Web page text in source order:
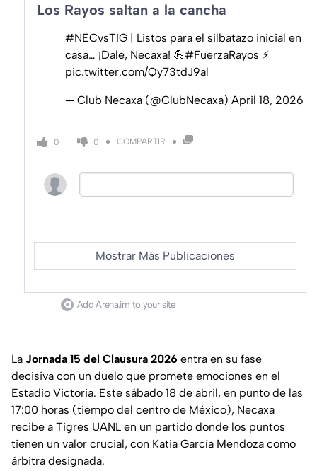
Los Rayos saltan a la cancha
#NECvsTIG | Listos para el silbatazo inicial en
casa… ¡Dale, Necaxa! 💪#FuerzaRayos ⚡️
pic.twitter.com/Qy73tdJ9al
— Club Necaxa (@ClubNecaxa) April 18, 2026
0 0 COMPARTIR
Mostrar Más Publicaciones
Add Arena.im to your site
La Jornada 15 del Clausura 2026 entra en su fase
decisiva con un duelo que promete emociones en el
Estadio Victoria. Este sábado 18 de abril, en punto de las
17:00 horas (tiempo del centro de México), Necaxa
recibe a Tigres UANL en un partido donde los puntos
tienen un valor crucial, con Katia García Mendoza como
árbitra designada.